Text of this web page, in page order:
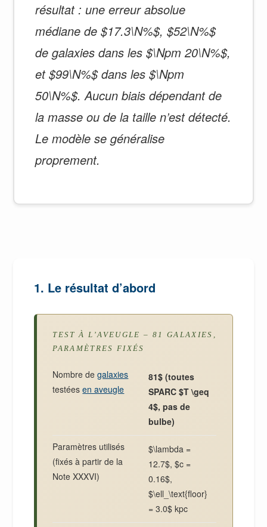
résultat : une erreur absolue
médiane de $17.3\N%$, $52\N%$
de galaxies dans les $\Npm 20\N%$,
et $99\N%$ dans les $\Npm
50\N%$. Aucun biais dépendant de
la masse ou de la taille n’est détecté.
Le modèle se généralise
proprement.
1. Le résultat d’abord
TEST À L’AVEUGLE – 81 GALAXIES,
PARAMÈTRES FIXÉS
Nombre degalaxies
testéesen aveugle
81$ (toutes
SPARC $T \geq
4$, pas de
bulbe)
Paramètres utilisés
(fixés à partir de la
Note XXXVI)
$\lambda =
12.7$, $c =
0.16$,
$\ell_\text{floor}
= 3.0$ kpc